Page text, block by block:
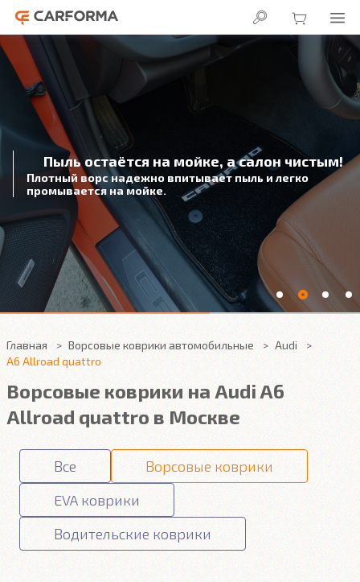
Пыль остаётся на мойке, а салон чистым!
Плотный ворс надежно впитывает пыль и легко
промывается на мойке.
Главная Ворсовые коврики автомобильные
Audi
A6 Allroad quattro
Ворсовые коврики на Audi A6
Allroad quattro в Москве
Все
Ворсовые коврики
EVA коврики
Водительские коврики